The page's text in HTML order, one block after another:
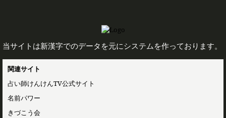
当サイトは新漢字でのデータを元にシステムを作っております。
関連サイト
占い師けんけんTV公式サイト
名前パワー
きづこう会